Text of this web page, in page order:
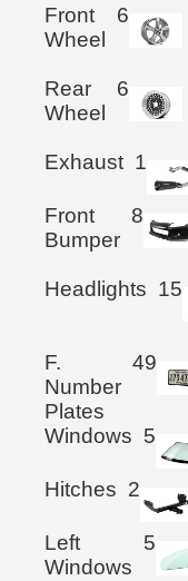
Front
Wheel
6
Rear
Wheel
6
Exhaust 1
Front
Bumper
8
Headlights 15
F.
Number
Plates
49
Windows 5
Hitches 2
Left
Windows
5